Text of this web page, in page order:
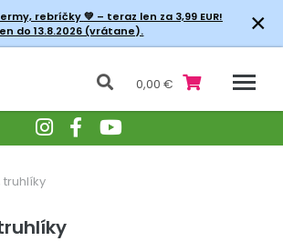
rebríčky💚 – teraz len za 3,99 EUR!
do 13.8.2026 (vrátane).
×
0,00 €
truhlíky